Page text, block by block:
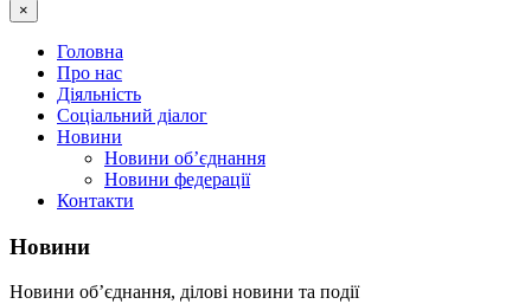
×
Головна
Про нас
Діяльність
Соціальний діалог
Новини
Новини об’єднання
Новини федерації
Контакти
Новини
Новини об’єднання, ділові новини та події